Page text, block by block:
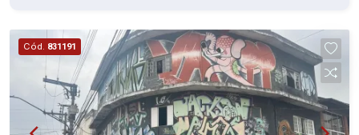
Cód. 831191